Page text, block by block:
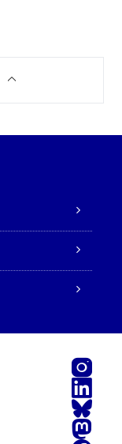
Instagram
LinkedIn
Bluesky
Mastodon